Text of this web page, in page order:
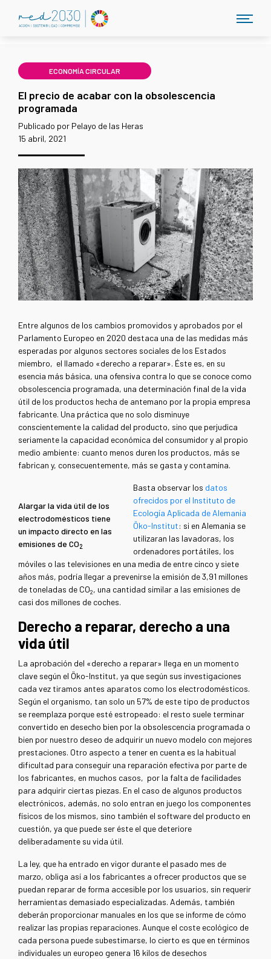
ECONOMÍA CIRCULAR
El precio de acabar con la obsolescencia
programada
Publicado por Pelayo de las Heras
15 abril, 2021
Entre algunos de los cambios promovidos y aprobados por el
Parlamento Europeo en 2020 destaca una de las medidas más
esperadas por algunos sectores sociales de los Estados
miembro, el llamado «derecho a reparar». Éste es, en su
esencia más básica, una ofensiva contra lo que se conoce como
obsolescencia programada, una determinación final de la vida
útil de los productos hecha de antemano por la propia empresa
fabricante. Una práctica que no solo disminuye
conscientemente la calidad del producto, sino que perjudica
seriamente la capacidad económica del consumidor y al propio
medio ambiente: cuanto menos duren los productos, más se
fabrican y, consecuentemente, más se gasta y contamina.
Alargar la vida útil de los
electrodomésticos tiene
un impacto directo en las
emisiones de CO2
Basta observar los datos
ofrecidos por el Instituto de
Ecología Aplicada de Alemania
Öko-Institut: si en Alemania se
utilizaran las lavadoras, los
ordenadores portátiles, los
móviles o las televisiones en una media de entre cinco y siete
años más, podría llegar a prevenirse la emisión de 3,91 millones
de toneladas de CO2, una cantidad similar a las emisiones de
casi dos millones de coches.
Derecho a reparar, derecho a una
vida útil
La aprobación del «derecho a reparar» llega en un momento
clave según el Öko-Institut, ya que según sus investigaciones
cada vez tiramos antes aparatos como los electrodomésticos.
Según el organismo, tan solo un 57% de este tipo de productos
se reemplaza porque esté estropeado: el resto suele terminar
convertido en desecho bien por la obsolescencia programada o
bien por nuestro deseo de adquirir un nuevo modelo con mejores
prestaciones. Otro aspecto a tener en cuenta es la habitual
dificultad para conseguir una reparación efectiva por parte de
los fabricantes, en muchos casos, por la falta de facilidades
para adquirir ciertas piezas. En el caso de algunos productos
electrónicos, además, no solo entran en juego los componentes
físicos de los mismos, sino también el software del producto en
cuestión, ya que puede ser éste el que deteriore
deliberadamente su vida útil.
La ley, que ha entrado en vigor durante el pasado mes de
marzo, obliga así a los fabricantes a ofrecer productos que se
puedan reparar de forma accesible por los usuarios, sin requerir
herramientas demasiado especializadas. Además, también
deberán proporcionar manuales en los que se informe de cómo
realizar las propias reparaciones. Aunque el coste ecológico de
cada persona puede subestimarse, lo cierto es que en términos
individuales un europeo genera 16 kilos de desechos